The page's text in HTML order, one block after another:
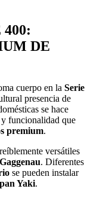
DE
cuerpo en la Serie
presencia de
se hace
funcionalidad que
premium.
versátiles
Gaggenau. Diferentes
se pueden instalar
Yaki.